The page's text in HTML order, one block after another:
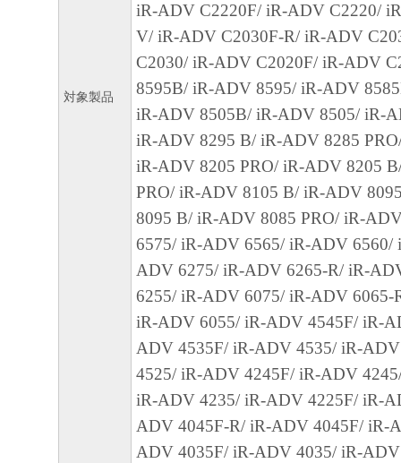
お客様は、日本国政府または関連する外国
許可等を得ることなしに、「許諾ソフトウ
たは一部を、直接または間接に輸出しては
６．サポートおよびアップデート
キヤノン、キヤノンのライセンサー、キヤ
それらの販売代理店および販売店は、お客
ソフトウェア」の使用を支援すること、お
トウェア」に対してアップデート、バグの
ポートを行うことについて、いかなる責任
ありません。
７．保証の否認・免責
(1)「許諾ソフトウェア」は、『現状有姿
諾されます。キヤノン、キヤノンのライセ
ンの子会社、それらの販売代理店および販
ソフトウェア」に関して、商品性および特
合性の保証を含め、いかなる保証も、明示
対象製品
iR-ADV C2220F/ iR-ADV C2220/
V/ iR-ADV C2030F-R/ iR-ADV
C2030/ iR-ADV C2020F/ iR-ADV
8595B/ iR-ADV 8595/ iR-ADV
iR-ADV 8505B/ iR-ADV 8505/ iR-
iR-ADV 8295 B/ iR-ADV 8285
iR-ADV 8205 PRO/ iR-ADV 8205
PRO/ iR-ADV 8105 B/ iR-ADV
8095 B/ iR-ADV 8085 PRO/ iR-
6575/ iR-ADV 6565/ iR-ADV 6560/
ADV 6275/ iR-ADV 6265-R/ iR-
6255/ iR-ADV 6075/ iR-ADV 6065-
iR-ADV 6055/ iR-ADV 4545F/ iR-
ADV 4535F/ iR-ADV 4535/ iR-
4525/ iR-ADV 4245F/ iR-ADV
iR-ADV 4235/ iR-ADV 4225F/ iR-
ADV 4045F-R/ iR-ADV 4045F/ iR-
ADV 4035F/ iR-ADV 4035/ iR-